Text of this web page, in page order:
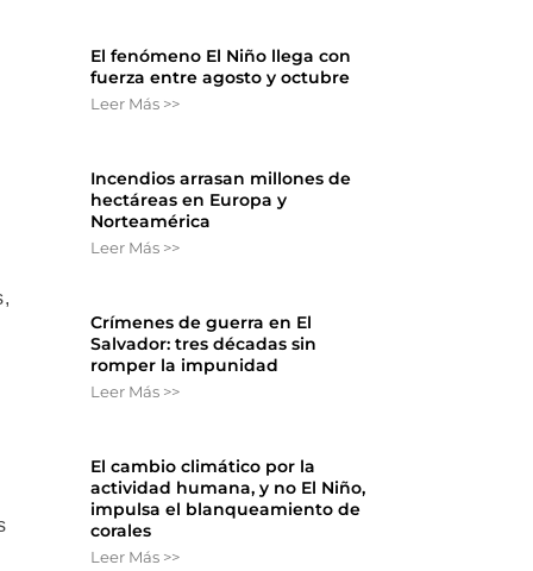
El fenómeno El Niño llega con
fuerza entre agosto y octubre
Leer Más >>
Incendios arrasan millones de
hectáreas en Europa y
Norteamérica
Leer Más >>
Crímenes de guerra en El
Salvador: tres décadas sin
romper la impunidad
Leer Más >>
El cambio climático por la
actividad humana, y no El Niño,
impulsa el blanqueamiento de
corales
Leer Más >>